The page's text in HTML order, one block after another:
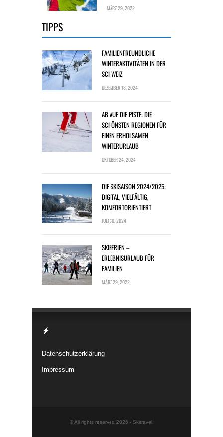
MÄRZ 29, 2022
TIPPS
FAMILIENFREUNDLICHE
WINTERAKTIVITÄTEN IN DER
SCHWEIZ
DEZEMBER 18, 2024
AB AUF DIE PISTE: DIE
SCHÖNSTEN REGIONEN FÜR
EINEN ERHOLSAMEN
WINTERURLAUB
OKTOBER 24, 2024
DIE SKISAISON 2024/2025:
DIGITAL, VIELFÄLTIG,
KOMFORTORIENTIERT
JULI 30, 2024
SKIFERIEN –
ERLEBNISURLAUB FÜR
FAMILIEN
MÄRZ 29, 2022
Datenschutzerklärung
Impressum
© All rights reserved 2026 - Skitravel.